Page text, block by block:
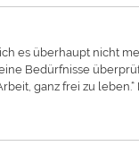
es überhaupt nicht
Bedürfnisse
ganz frei zu leben.“